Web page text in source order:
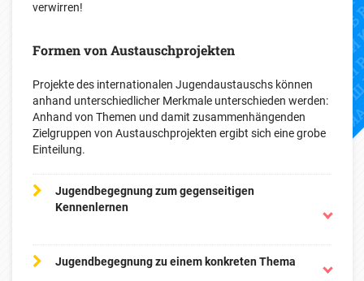
verwirren!
Formen von Austauschprojekten
Projekte des internationalen Jugendaustauschs können
anhand unterschiedlicher Merkmale unterschieden werden:
Anhand von Themen und damit zusammenhängenden
Zielgruppen von Austauschprojekten ergibt sich eine grobe
Einteilung.
Jugendbegegnung zum gegenseitigen
Kennenlernen
Bei neuen Partnerschaften ohne eine von vornherein
Jugendbegegnung zu einem konkreten Thema